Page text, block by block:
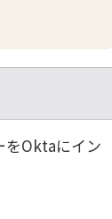
をOktaにイン